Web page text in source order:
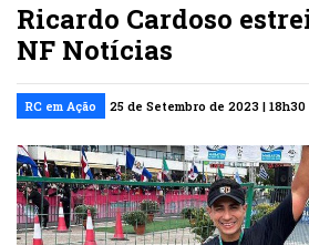
Ricardo Cardoso
NF Notícias
RC em Ação 25 de Setembro de 2023 | 18h30